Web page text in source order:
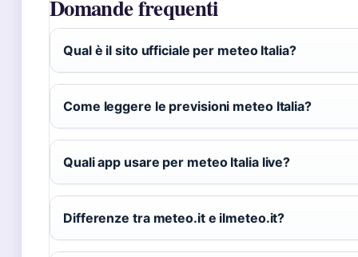
Domande frequenti
Qual è il sito ufficiale per meteo Italia?
Come leggere le previsioni meteo Italia?
Quali app usare per meteo Italia live?
Differenze tra meteo.it e ilmeteo.it?